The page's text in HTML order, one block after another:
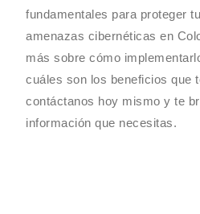
fundamentales para proteger
amenazas cibernéticas en
más sobre cómo
cuáles son los beneficios que
contáctanos hoy mismo y te
información que necesitas.